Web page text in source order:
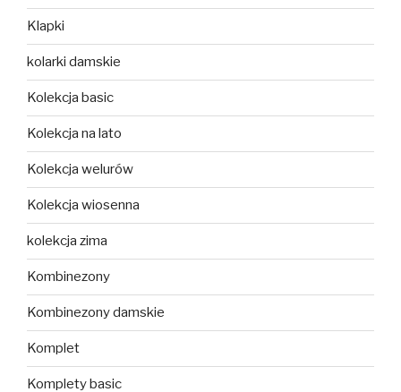
Klapki
kolarki damskie
Kolekcja basic
Kolekcja na lato
Kolekcja welurów
Kolekcja wiosenna
kolekcja zima
Kombinezony
Kombinezony damskie
Komplet
Komplety basic